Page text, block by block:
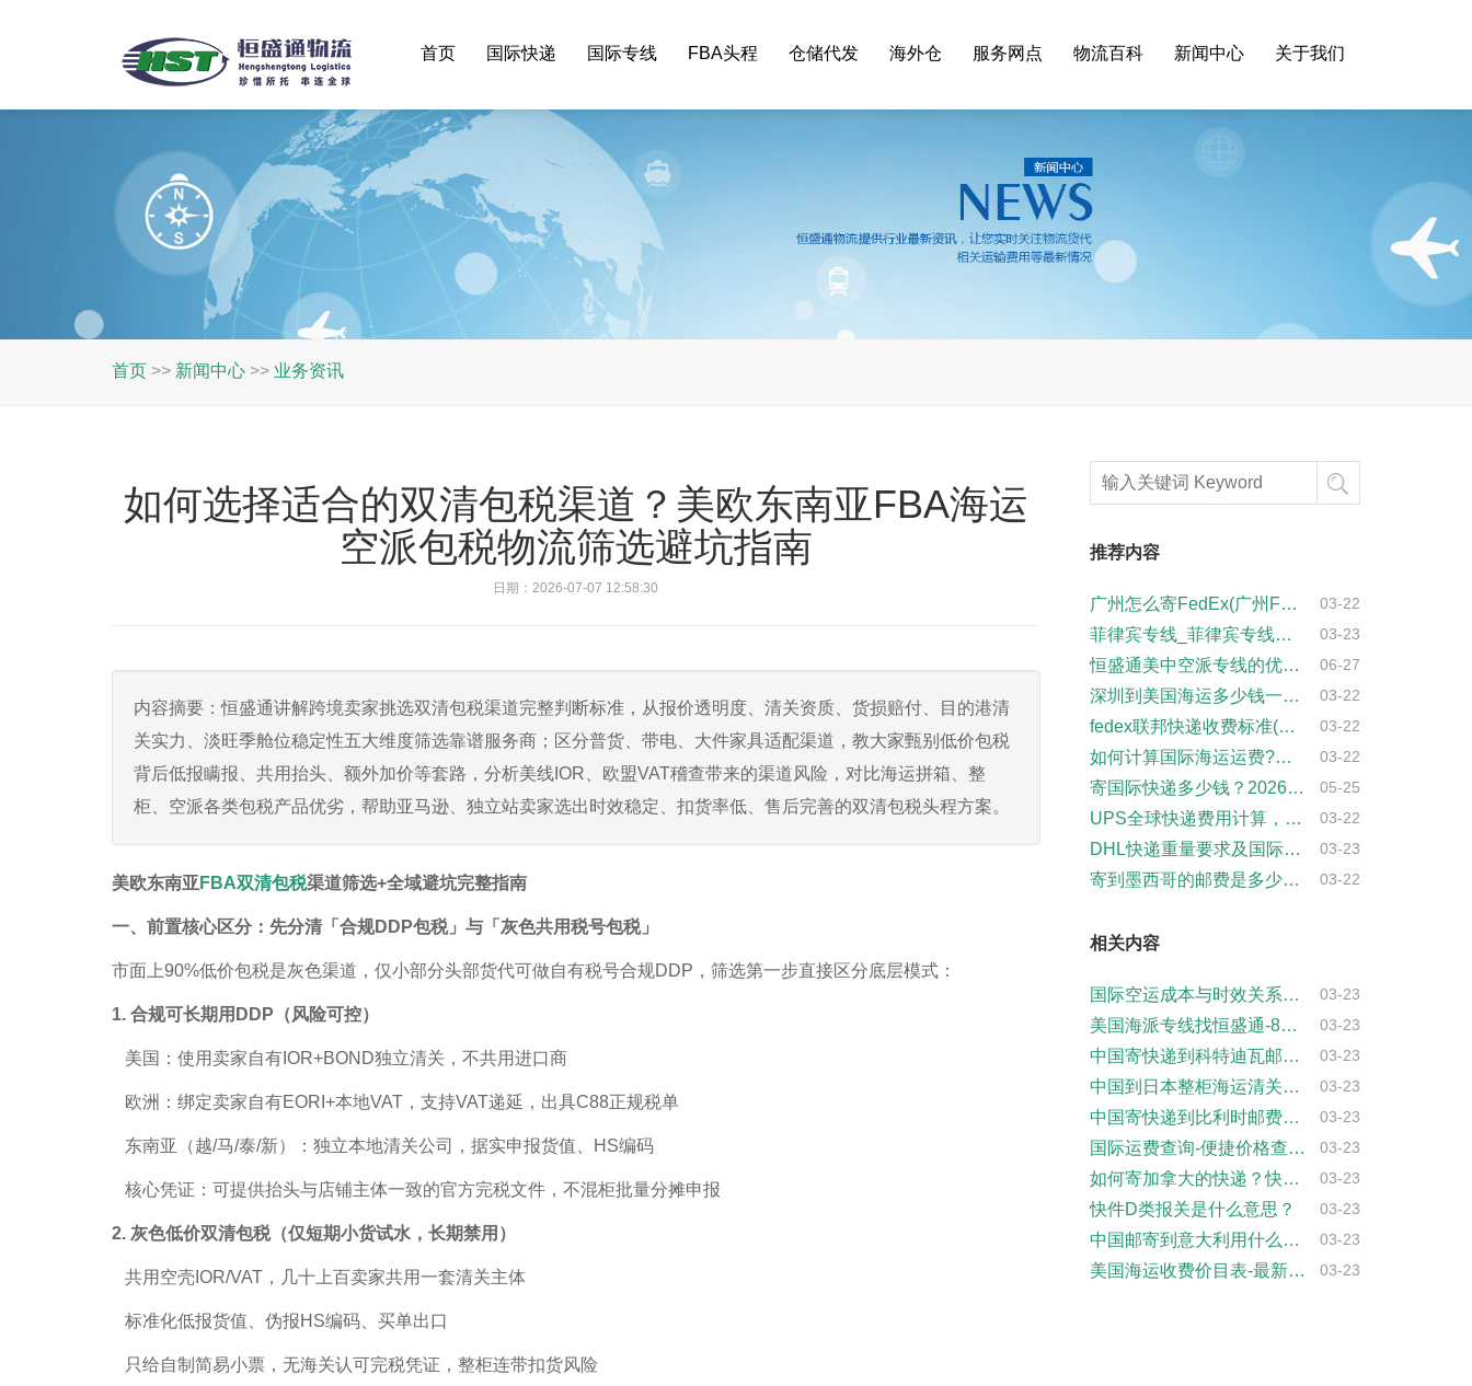
首页 国际快递 国际专线 FBA头程 仓储代发 海外仓 服务网点 物流百科 新闻中心 关于我们
首页 >> 新闻中心 >> 业务资讯
如何选择适合的双清包税渠道？美欧东南亚FBA海运
空派包税物流筛选避坑指南
日期：2026-07-07 12:58:30
内容摘要：恒盛通讲解跨境卖家挑选双清包税渠道完整判断标准，从报价透明度、清关资质、货损赔付、目的港清
关实力、淡旺季舱位稳定性五大维度筛选靠谱服务商；区分普货、带电、大件家具适配渠道，教大家甄别低价包税
背后低报瞒报、共用抬头、额外加价等套路，分析美线IOR、欧盟VAT稽查带来的渠道风险，对比海运拼箱、整
柜、空派各类包税产品优劣，帮助亚马逊、独立站卖家选出时效稳定、扣货率低、售后完善的双清包税头程方案。
美欧东南亚 FBA双清包税渠道筛选+全域避坑完整指南
一、前置核心区分：先分清「合规DDP包税」与「灰色共用税号包税」
市面上90%低价包税是灰色渠道，仅小部分头部货代可做自有税号合规DDP，筛选第一步直接区分底层模式：
1. 合规可长期用DDP（风险可控）
美国：使用卖家自有IOR+BOND独立清关，不共用进口商
欧洲：绑定卖家自有EORI+本地VAT，支持VAT递延，出具C88正规税单
东南亚（越/马/泰/新）：独立本地清关公司，据实申报货值、HS编码
核心凭证：可提供抬头与店铺主体一致的官方完税文件，不混柜批量分摊申报
2. 灰色低价双清包税（仅短期小货试水，长期禁用）
共用空壳IOR/VAT，几十上百卖家共用一套清关主体
标准化低报货值、伪报HS编码、买单出口
只给自制简易小票，无海关认可完税凭证，整柜连带扣货风险
推荐内容
广州怎么寄FedEx(广州FedEx快递··· 03-22
菲律宾专线_菲律宾专线物流_深圳到菲律宾··· 03-23
恒盛通美中空派专线的优势有哪些？ 06-27
深圳到美国海运多少钱一公斤？ 03-22
fedex联邦快递收费标准(联邦快递如何··· 03-22
如何计算国际海运运费?看完这篇你就懂了！ 03-22
寄国际快递多少钱？2026最新报价 05-25
UPS全球快递费用计算，免费试算 03-22
DHL快递重量要求及国际运输限制 03-23
寄到墨西哥的邮费是多少?(邮寄墨西哥价格··· 03-22
相关内容
国际空运成本与时效关系分析-价格与运输时··· 03-23
美国海派专线找恒盛通-8元/KG双清包税··· 03-23
中国寄快递到科特迪瓦邮费大概是多少-快递··· 03-23
中国到日本整柜海运清关派送到门 03-23
中国寄快递到比利时邮费大概是多少-快递服··· 03-23
国际运费查询-便捷价格查询工具 03-23
如何寄加拿大的快递？快递公司选择、费用、··· 03-23
快件D类报关是什么意思？ 03-23
中国邮寄到意大利用什么快递公司-优质服务 03-23
美国海运收费价目表-最新2025年价格参··· 03-23